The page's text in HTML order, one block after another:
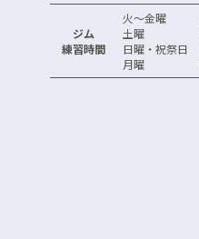
ジム
練習時間
火～金曜
土曜
日曜・祝祭日
月曜 定